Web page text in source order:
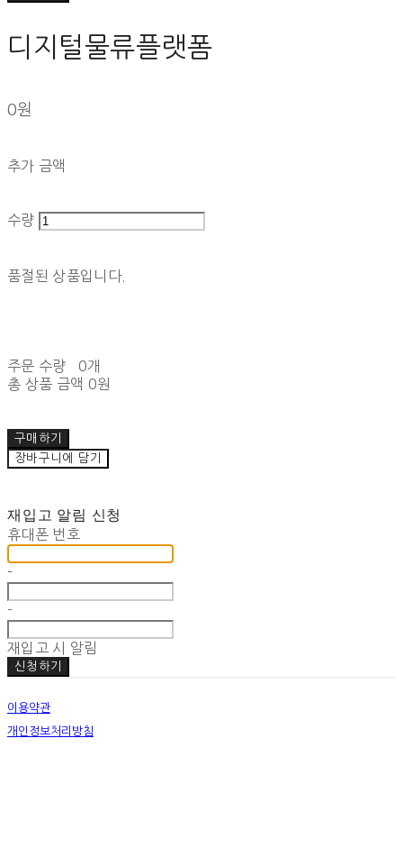
디지털물류플랫폼
0원
추가 금액
수량
품절된 상품입니다.
주문 수량
0개
총 상품 금액 0원
구매하기
장바구니에 담기
재입고 알림 신청
휴대폰 번호
-
-
재입고 시 알림
신청하기
이용약관
개인정보처리방침